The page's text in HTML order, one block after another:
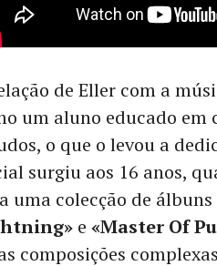
de Eller com a
um aluno educado
o que o levou a
surgiu aos 16 anos,
uma colecção de álbuns
e «Master Of
composições